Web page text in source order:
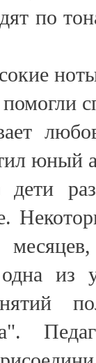
по
юный
дети
из